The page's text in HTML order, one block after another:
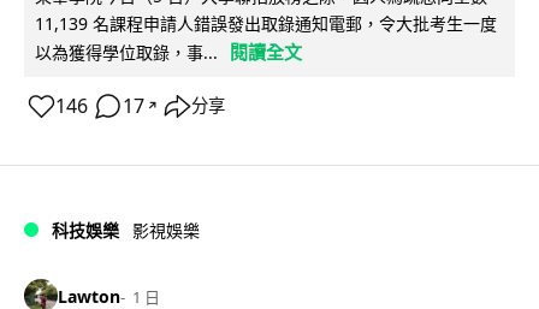
11,139 名課程申請人錯誤發出取錄通知電郵，令大批考生一度
以為獲得學位取錄，事...
閱讀全文
146 17 ↗ 分享
科技娛樂 影視娛樂
Lawton 1 日